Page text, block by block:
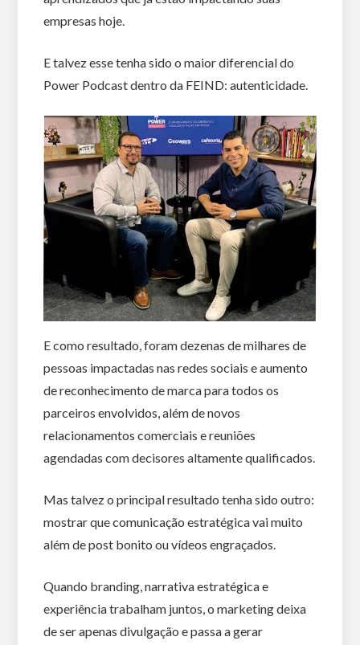
empresas hoje.
E talvez esse tenha sido o maior diferencial do
Power Podcast dentro da FEIND: autenticidade.
E como resultado, foram dezenas de milhares de
pessoas impactadas nas redes sociais e aumento
de reconhecimento de marca para todos os
parceiros envolvidos, além de novos
relacionamentos comerciais e reuniões
agendadas com decisores altamente qualificados.
Mas talvez o principal resultado tenha sido outro:
mostrar que comunicação estratégica vai muito
além de post bonito ou vídeos engraçados.
Quando branding, narrativa estratégica e
experiência trabalham juntos, o marketing deixa
de ser apenas divulgação e passa a gerar